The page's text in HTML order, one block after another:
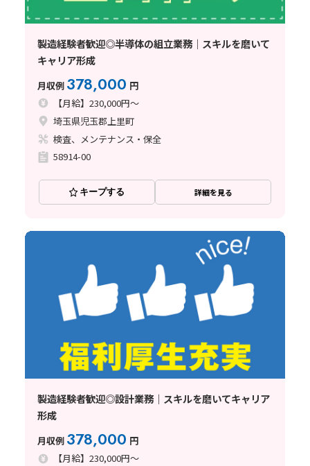
製造経験者歓迎◎半導体の組立業務｜スキルを磨いて
キャリア形成
月収例 378,000 円
【月給】230,000円～
埼玉県児玉郡上里町
検査、メンテナンス・保全
58914-00
キープする 詳細を見る
製造経験者歓迎◎設計業務｜スキルを磨いてキャリア
形成
月収例 378,000 円
【月給】230,000円～